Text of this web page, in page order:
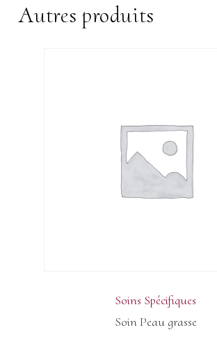
Autres produits
Soins Spécifiques
Soin Peau grasse